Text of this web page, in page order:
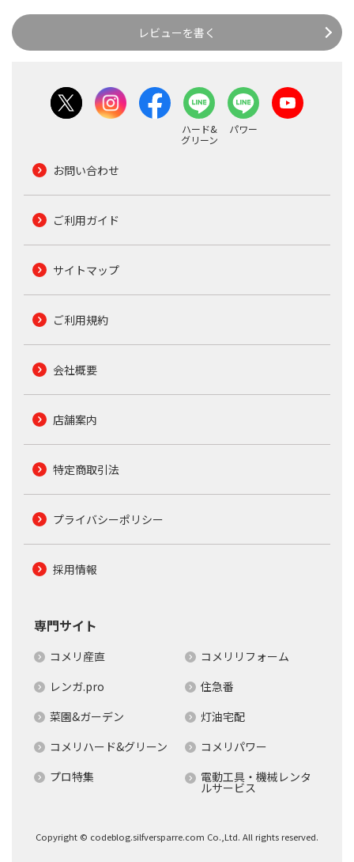
レビューを書く
ハード&
グリーン
パワー
お問い合わせ
ご利用ガイド
サイトマップ
ご利用規約
会社概要
店舗案内
特定商取引法
プライバシーポリシー
採用情報
専門サイト
コメリ産直
コメリリフォーム
レンガ.pro
住急番
菜園&ガーデン
灯油宅配
コメリハード&グリーン
コメリパワー
プロ特集
電動工具・機械レンタ
ルサービス
Copyright © codeblog.silfversparre.com Co.,Ltd. All rights reserved.